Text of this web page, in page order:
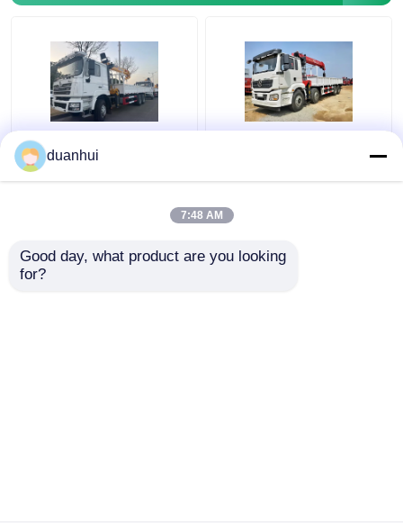
Lieferwagen
Wasser-Tankwagen
Ölbehälter
Kompressionsmüllwagen
Halbanhänger
F3000 6x4
Kranichtruck
duanhui
7:48 AM
Good day, what product are you looking
for?